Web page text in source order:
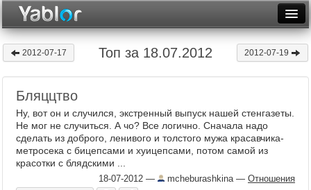
Рейтинги
Архив
Фототоп
2012-07-17 Топ за 18.07.2012 2012-07-19
Бляццтво
Ну, вот он и случился, экстренный выпуск нашей стенгазеты.
Не мог не случиться. А чо? Все логично. Сначала надо
сделать из доброго, ленивого и толстого мужа красавчика-
метросека с бицепсами и хуицепсами, потом самой из
красотки с блядскими ...
18-07-2012 — mcheburashkina— Отношения